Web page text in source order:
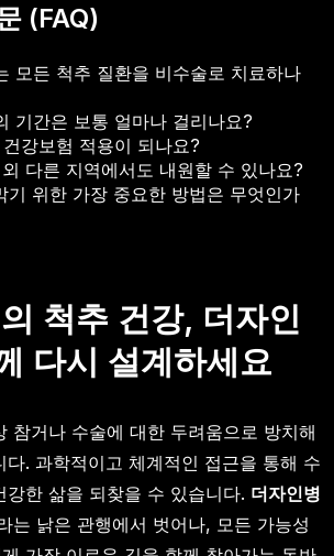
(FAQ)
모든 척추 질환을 비수술로 치료하나
기간은 보통 얼마나 걸리나요?
강보험 적용이 되나요?
다른 지역에서도 내원할 수 있나요?
기 위한 가장 중요한 방법은 무엇인가
척추 건강, 더자인
다시 설계하세요
참거나 수술에 대한 두려움으로 방치해
다. 과학적이고 체계적인 접근을 통해 수
강한 삶을 되찾을 수 있습니다. 더자인병
는 낡은 관행에서 벗어나, 모든 가능성